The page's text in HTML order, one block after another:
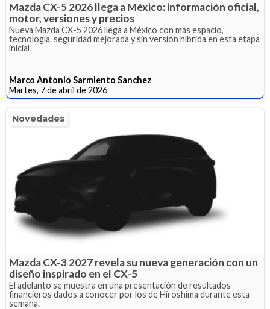
Mazda CX-5 2026 llega a México: información oficial,
motor, versiones y precios
Nueva Mazda CX-5 2026 llega a México con más espacio,
tecnología, seguridad mejorada y sin versión híbrida en esta etapa
inicial
Marco Antonio Sarmiento Sanchez
Martes, 7 de abril de 2026
Novedades
Mazda CX-3 2027 revela su nueva generación con un
diseño inspirado en el CX-5
El adelanto se muestra en una presentación de resultados
financieros dados a conocer por los de Hiroshima durante esta
semana.